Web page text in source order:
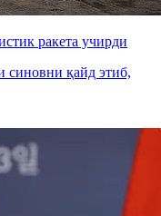
ракета учирди
синовни қайд этиб,